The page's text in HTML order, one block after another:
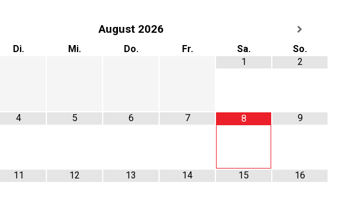
August 2026
Di. Mi. Do. Fr. Sa.
So.
1
2
4 5 6 7 8 9
11 12 13 14 15 16